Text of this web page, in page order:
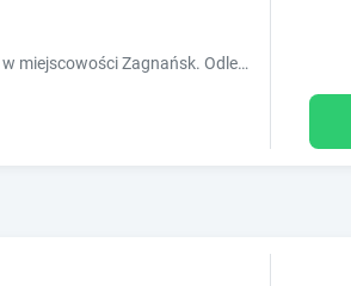
Obiekt Kongres Czarownic położony jest w miejscowości Zagnańsk. Odległość ważnych miejsc od obiektu: Świętokrzyski Park Narodowy.